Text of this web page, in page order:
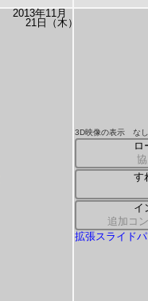
2013年11月
21日（木）
3D映像の表示 なし
ロ
す
イ
追加コ
拡張スライド